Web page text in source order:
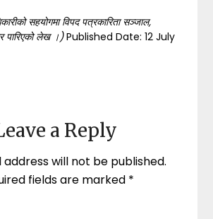
सहयोगमा विपद पत्रकारिता सञ्जाल,
पारिएको लेख ।)Published Date: 12 July
a Reply
address will not be published.
fields are marked *